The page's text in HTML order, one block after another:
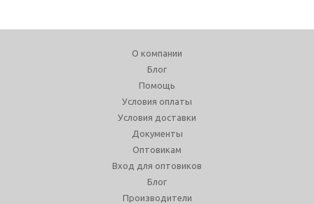
О компании
Блог
Помощь
Условия оплаты
Условия доставки
Документы
Оптовикам
Вход для оптовиков
Блог
Производители